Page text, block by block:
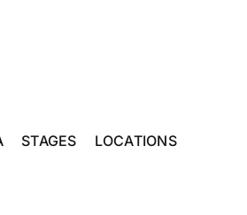
STAGES LOCATIONS